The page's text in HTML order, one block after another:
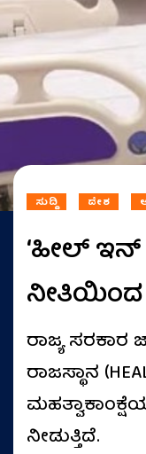
ಸುದ್ದಿ ದೇಶ
‘ಹೀಲ್ ಇನ್
ನೀತಿಯಿಂದ
ರಾಜ್ಯ ಸರಕಾರ
ರಾಜಸ್ಥಾನ
ನೀಡುತ್ತಿದೆ.